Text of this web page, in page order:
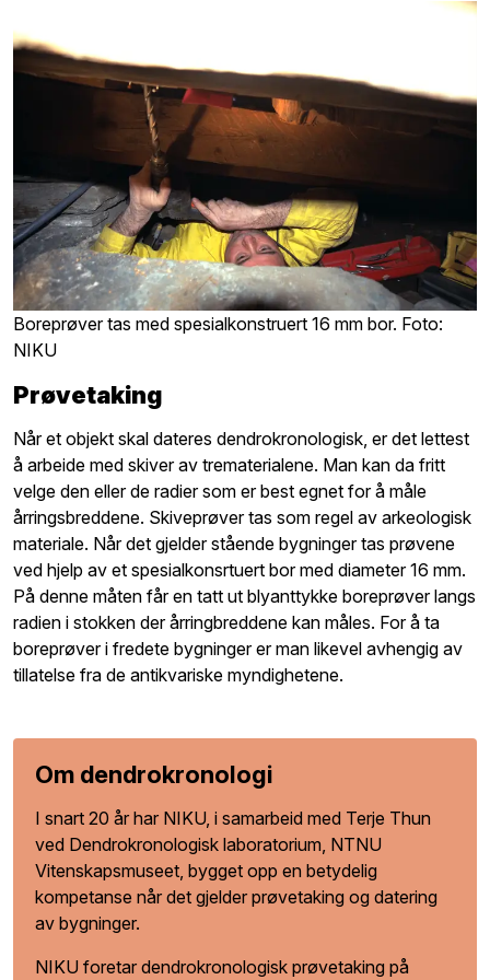
Boreprøver tas med spesialkonstruert 16 mm bor. Foto:
NIKU
Prøvetaking
Når et objekt skal dateres dendrokronologisk, er det lettest
å arbeide med skiver av trematerialene. Man kan da fritt
velge den eller de radier som er best egnet for å måle
årringsbreddene. Skiveprøver tas som regel av arkeologisk
materiale. Når det gjelder stående bygninger tas prøvene
ved hjelp av et spesialkonsrtuert bor med diameter 16 mm.
På denne måten får en tatt ut blyanttykke boreprøver langs
radien i stokken der årringbreddene kan måles. For å ta
boreprøver i fredete bygninger er man likevel avhengig av
tillatelse fra de antikvariske myndighetene.
Om dendrokronologi
I snart 20 år har NIKU, i samarbeid med Terje Thun
ved Dendrokronologisk laboratorium, NTNU
Vitenskapsmuseet, bygget opp en betydelig
kompetanse når det gjelder prøvetaking og datering
av bygninger.
NIKU foretar dendrokronologisk prøvetaking på